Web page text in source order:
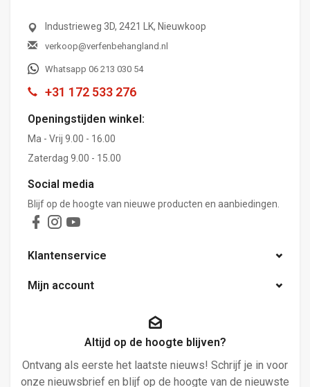
Industrieweg 3D, 2421 LK, Nieuwkoop
verkoop@verfenbehangland.nl
Whatsapp 06 213 030 54
+31 172 533 276
Openingstijden winkel:
Ma - Vrij 9.00 - 16.00
Zaterdag 9.00 - 15.00
Social media
Blijf op de hoogte van nieuwe producten en aanbiedingen.
Klantenservice
Mijn account
Altijd op de hoogte blijven?
Ontvang als eerste het laatste nieuws! Schrijf je in voor
onze nieuwsbrief en blijf op de hoogte van de nieuwste